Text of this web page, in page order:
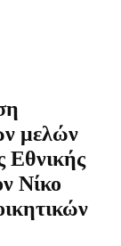
μελών
Εθνικής
Νίκο